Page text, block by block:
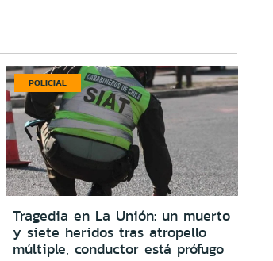
POLICIAL
Tragedia en La Unión: un muerto
y siete heridos tras atropello
múltiple, conductor está prófugo